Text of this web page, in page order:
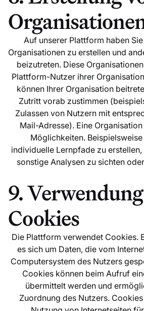
Auf unserer Plattform haben
Organisationen zu erstellen und
beizutreten. Diese
Plattform-Nutzer ihrer
können Ihrer Organisation
Zutritt vorab zustimmen
Zulassen von Nutzern mit
Mail-Adresse). Eine
Möglichkeiten.
individuelle Lernpfade zu
sonstige Analysen zu sichten
9.
Cookies
Die Plattform verwendet Cookies.
es sich um Daten, die vom
Computersystem des Nutzers
Cookies können beim Aufruf
übermittelt werden und
Zuordnung des Nutzers.